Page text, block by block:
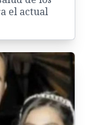
el actual